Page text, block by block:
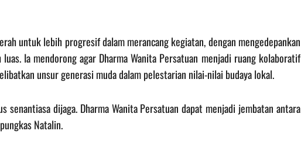
untuk lebih progresif dalam merancang kegiatan, dengan mengedepankan
Ia mendorong agar Dharma Wanita Persatuan menjadi ruang kolaboratif
unsur generasi muda dalam pelestarian nilai-nilai budaya lokal.
senantiasa dijaga. Dharma Wanita Persatuan dapat menjadi jembatan antara
Natalin.